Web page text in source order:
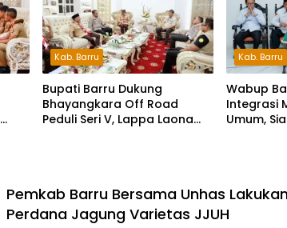
Kab. Barru
Bupati Barru Dukung
Bhayangkara Off Road
Peduli Seri V, Lappa Laona
Kab. Barru
Wabup
Integrasi
Umum,
Pemkab Barru Bersama Unhas
Perdana Jagung Varietas JJUH